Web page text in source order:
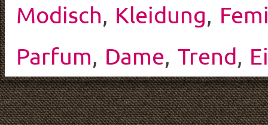
Modisch, Kleidung,
Parfum, Dame, Trend,